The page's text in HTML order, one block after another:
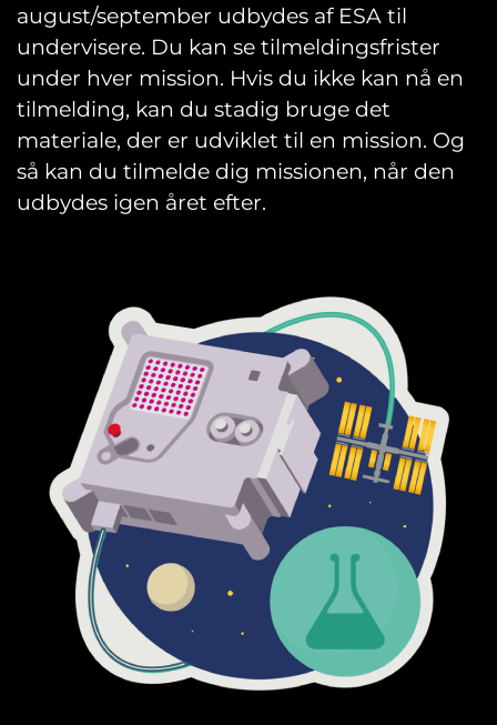
august/september udbydes af ESA til
undervisere. Du kan se tilmeldingsfrister
under hver mission. Hvis du ikke kan nå en
tilmelding, kan du stadig bruge det
materiale, der er udviklet til en mission. Og
så kan du tilmelde dig missionen, når den
udbydes igen året efter.